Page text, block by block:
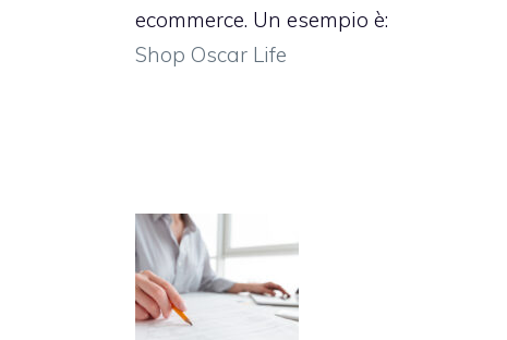
ecommerce. Un esempio è:
Shop Oscar Life